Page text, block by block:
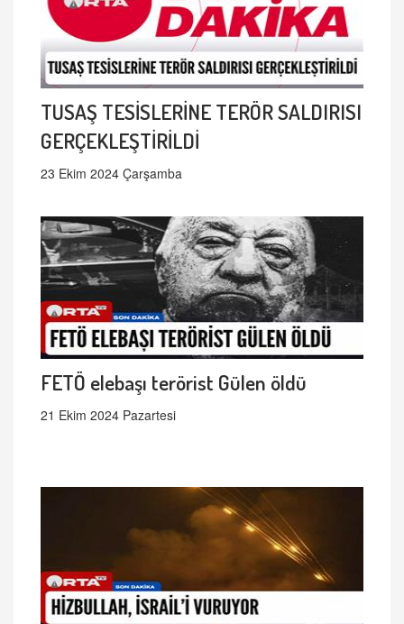
TUSAŞ TESİSLERİNE TERÖR SALDIRISI
GERÇEKLEŞTİRİLDİ
23 Ekim 2024 Çarşamba
FETÖ elebaşı terörist Gülen öldü
21 Ekim 2024 Pazartesi